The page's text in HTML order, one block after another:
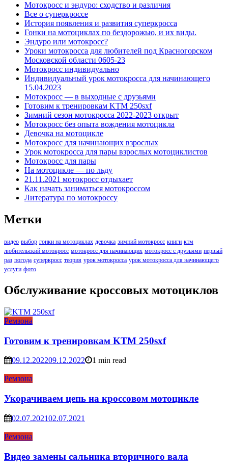
Мотокросс и эндуро: сходство и различия
Все о суперкроссе
История появления и развития суперкросса
Гонки на мотоциклах по бездорожью, и их виды.
Эндуро или мотокросс?
Уроки мотокросса для любителей под Красногорском
Московской области 0605-23
Мотокросс индивидуально
Индивидуальный урок мотокросса для начинающего
15.04.2023
Мотокросс — в выходные с друзьями
Готовим к тренировкам KTM 250sxf
Зимний сезон мотокросса 2022-2023 открыт
Мотокросс без опыта вождения мотоцикла
Девочка на мотоцикле
Мотокросс для начинающих взрослых
Урок мотокросса для пары взрослых мотоциклистов
Мотокросс для пары
На мотоцикле — по льду
21.11.2021 мотокросс отдыхает
Как начать заниматься мотокроссом
Литература по мотокроссу
Метки
видео выбор гонки на мотоциклах девочка зимний мотокросс книги ктм
любительский мотокросс мотокросс для начинающих мотокросс с друзьями первый
раз погода суперкросс теория урок мотокросса урок мотокросса для начинающего
услуги фото
Обслуживание кроссовых мотоциклов
Ремзона
Готовим к тренировкам KTM 250sxf
09.12.202209.12.2022 1 min read
Ремзона
Укорачиваем цепь на кроссовом мотоцикле
02.07.202102.07.2021
Ремзона
Видео замены сальника вторичного вала